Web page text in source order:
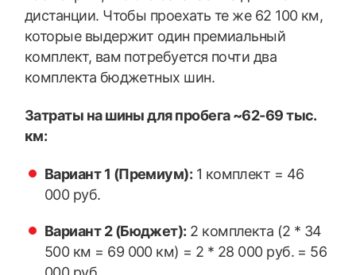
дистанции. Чтобы проехать те же 62 100 км,
которые выдержит один премиальный
комплект, вам потребуется почти два
комплекта бюджетных шин.
Затраты на шины для пробега ~62-69 тыс.
км:
Вариант 1 (Премиум): 1 комплект = 46
000 руб.
Вариант 2 (Бюджет): 2 комплекта (2 * 34
500 км = 69 000 км) = 2 * 28 000 руб. = 56